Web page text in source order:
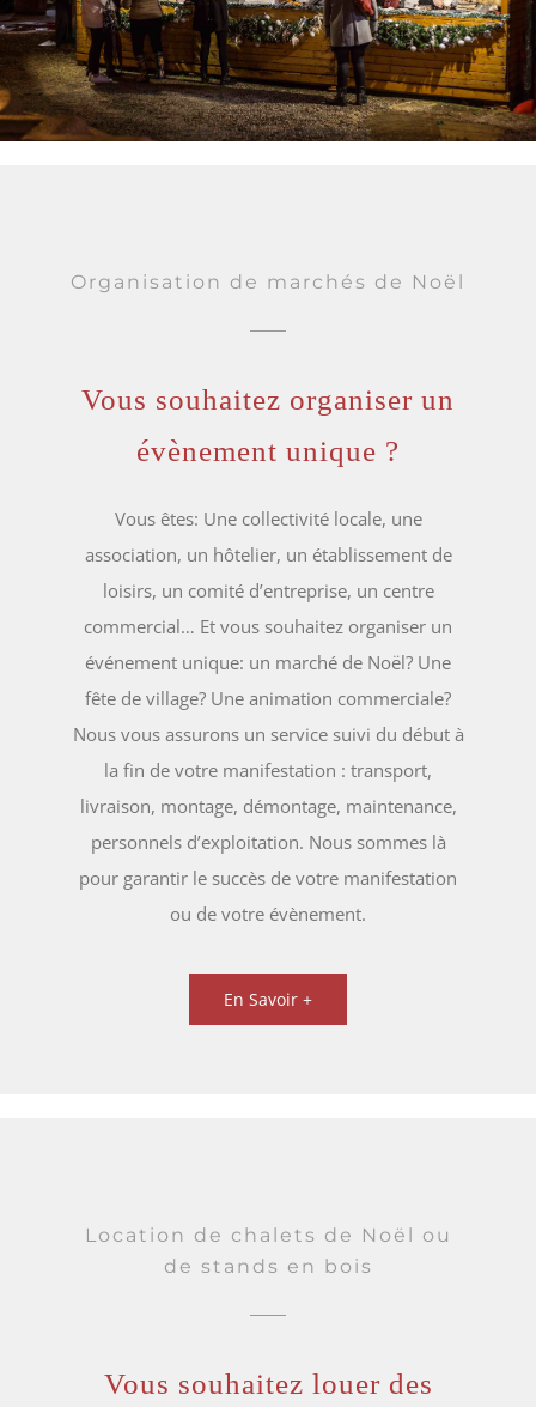
Organisation de marchés de Noël
Vous souhaitez organiser un
évènement unique ?
Vous êtes: Une collectivité locale, une
association, un hôtelier, un établissement de
loisirs, un comité d’entreprise, un centre
commercial… Et vous souhaitez organiser un
événement unique: un marché de Noël? Une
fête de village? Une animation commerciale?
Nous vous assurons un service suivi du début à
la fin de votre manifestation : transport,
livraison, mon­tage, démontage, maintenance,
personnels d’exploitation. Nous sommes là
pour garantir le succès de votre manifestation
ou de votre évènement.
En Savoir +
Location de chalets de Noël ou
de stands en bois
Vous souhaitez louer des